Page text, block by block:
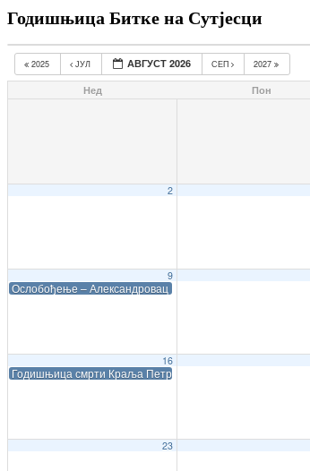
Годишњица Битке на Сутјесци
2025 ЈУЛ АВГУСТ 2026 СЕП 2027
Нед Пон
2
9
Ослобођење – Александровац
16
Годишњица смрти Краља Петра I
23